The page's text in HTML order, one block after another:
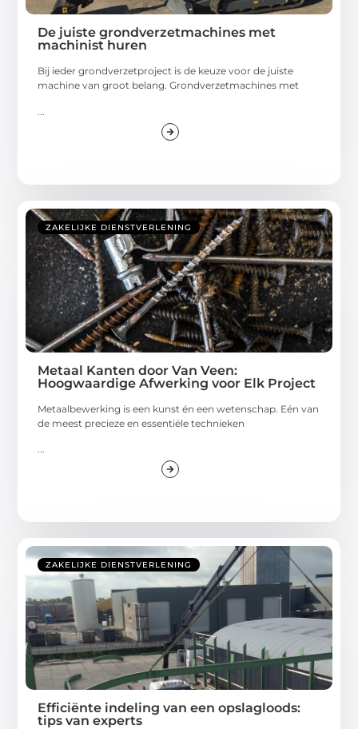
De juiste grondverzetmachines met
machinist huren
Bij ieder grondverzetproject is de keuze voor de juiste
machine van groot belang. Grondverzetmachines met
ZAKELIJKE DIENSTVERLENING
Metaal Kanten door Van Veen:
Hoogwaardige Afwerking voor Elk Project
Metaalbewerking is een kunst én een wetenschap. Eén van
de meest precieze en essentiële technieken
ZAKELIJKE DIENSTVERLENING
Efficiënte indeling van een opslagloods:
tips van experts